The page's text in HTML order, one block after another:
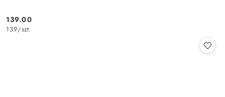
Cena:
139.00
139/szt.